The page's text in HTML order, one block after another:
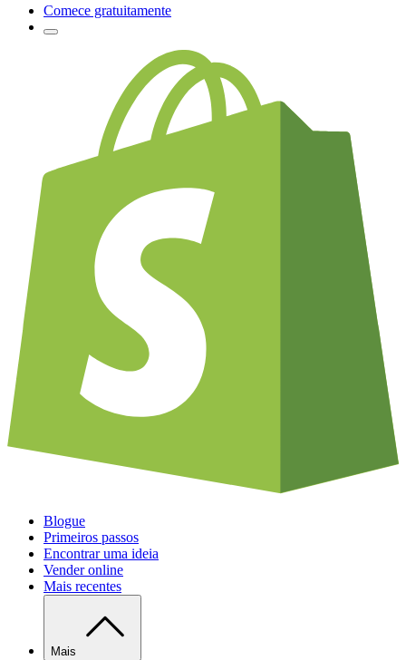
Comece gratuitamente
Blogue
Primeiros passos
Encontrar uma ideia
Vender online
Mais recentes
Mais